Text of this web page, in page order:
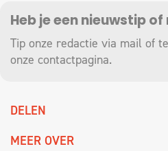
Heb je een nieuwstip
Tip onze redactie via mail of
onze contactpagina.
DELEN
MEER OVER